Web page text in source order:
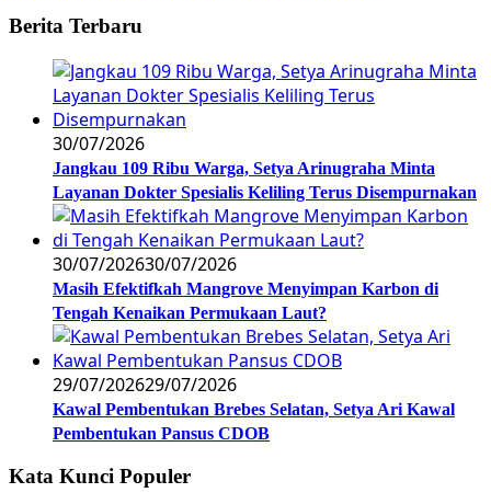
Berita Terbaru
30/07/2026
Jangkau 109 Ribu Warga, Setya Arinugraha Minta
Layanan Dokter Spesialis Keliling Terus Disempurnakan
30/07/202630/07/2026
Masih Efektifkah Mangrove Menyimpan Karbon di
Tengah Kenaikan Permukaan Laut?
29/07/202629/07/2026
Kawal Pembentukan Brebes Selatan, Setya Ari Kawal
Pembentukan Pansus CDOB
Kata Kunci Populer